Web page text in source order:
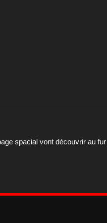
spacial vont découvrir au